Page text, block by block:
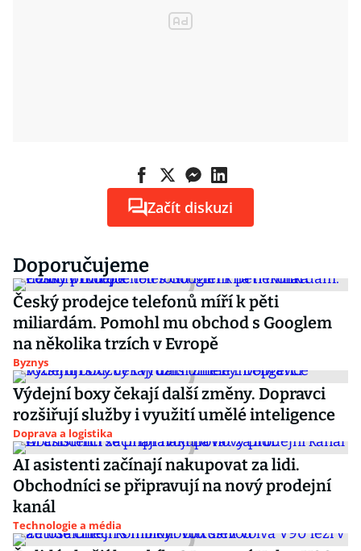
Začít diskuzi
Doporučujeme
Český prodejce telefonů míří k pěti
miliardám. Pomohl mu obchod s Googlem
na několika trzích v Evropě
Byznys
Výdejní boxy čekají další změny. Dopravci
rozšiřují služby i využití umělé inteligence
Doprava a logistika
AI asistenti začínají nakupovat za lidi.
Obchodníci se připravují na nový prodejní
kanál
Technologie a média